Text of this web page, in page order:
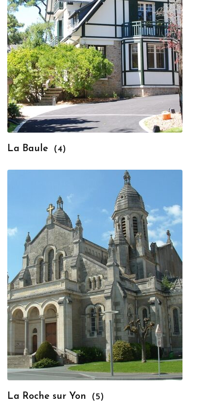
La Baule (4)
La Roche sur Yon (5)